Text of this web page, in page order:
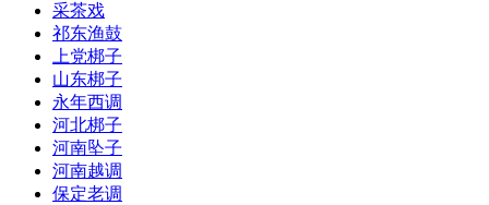
采茶戏
祁东渔鼓
上党梆子
山东梆子
永年西调
河北梆子
河南坠子
河南越调
保定老调